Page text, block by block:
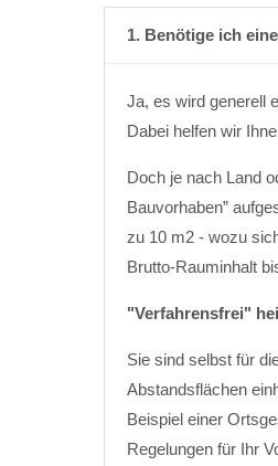
1. Benötige ich
Ja, es wird generell
Dabei helfen wir
Doch je nach Land
Bauvorhaben”
zu 10 m2 - wozu
Brutto-Rauminhalt
"Verfahrensfrei"
Sie sind selbst für
Abstandsflächen
Beispiel einer
Regelungen für Ihr